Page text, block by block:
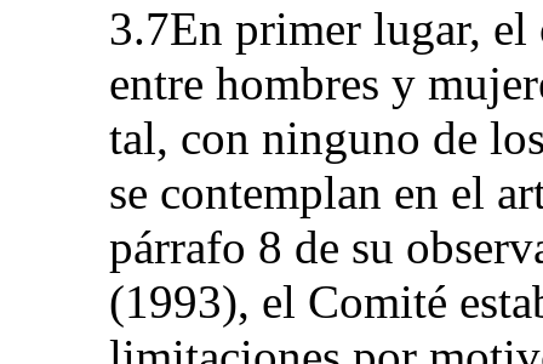
3.7En primer lugar,
entre hombres y
tal, con ninguno de
se contemplan en el
párrafo 8 de su
(1993), el Comité